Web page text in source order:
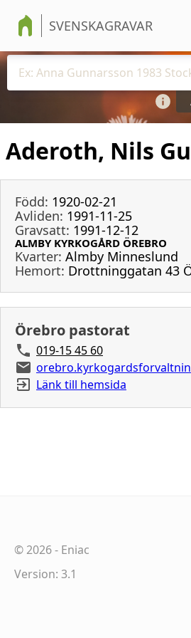
SVENSKAGRAVAR
Aderoth, Nils
Född: 1920-02-21
Avliden: 1991-11-25
Gravsatt: 1991-12-12
ALMBY KYRKOGÅRD ÖREBRO
Kvarter: Almby Minneslund
Hemort: Drottninggatan 43
Örebro pastorat
019-15 45 60
Länk till hemsida
©2026- Eniac
Version: 3.1